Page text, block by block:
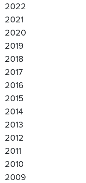
2022
2021
2020
2019
2018
2017
2016
2015
2014
2013
2012
2011
2010
2009